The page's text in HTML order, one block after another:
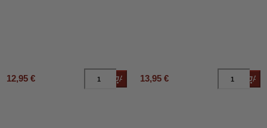
12,95 € Añadir al carrito
13,95 €